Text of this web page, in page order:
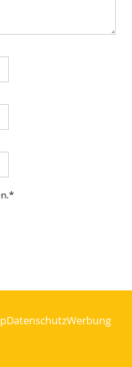
*
DatenschutzWerbung